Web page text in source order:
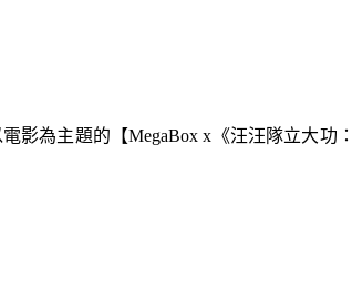
影為主題的【MegaBox x《汪汪隊立大功